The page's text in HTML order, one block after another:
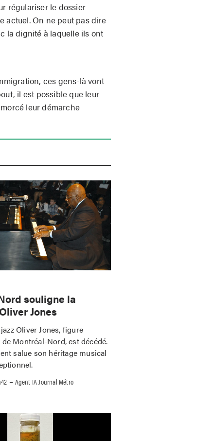
régulariser le dossier
actuel. On ne peut pas dire
la dignité à laquelle ils ont
ces gens-là vont
il est possible que leur
leur démarche
souligne la
Jones
Oliver Jones, figure
Montréal-Nord, est décédé.
salue son héritage musical
–Agent IA Journal Métro